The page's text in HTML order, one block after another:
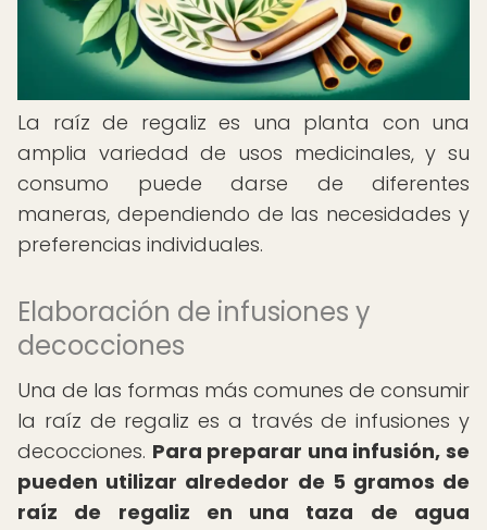
La raíz de regaliz es una planta con una
amplia variedad de usos medicinales, y su
consumo puede darse de diferentes
maneras, dependiendo de las necesidades y
preferencias individuales.
Elaboración de infusiones y
decocciones
Una de las formas más comunes de consumir
la raíz de regaliz es a través de infusiones y
decocciones. Para preparar una infusión, se
pueden utilizar alrededor de 5 gramos de
raíz de regaliz en una taza de agua